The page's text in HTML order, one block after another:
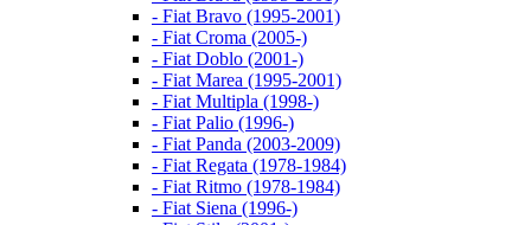
- Fiat Bravo (1995-2001)
- Fiat Croma (2005-)
- Fiat Doblo (2001-)
- Fiat Marea (1995-2001)
- Fiat Multipla (1998-)
- Fiat Palio (1996-)
- Fiat Panda (2003-2009)
- Fiat Regata (1978-1984)
- Fiat Ritmo (1978-1984)
- Fiat Siena (1996-)